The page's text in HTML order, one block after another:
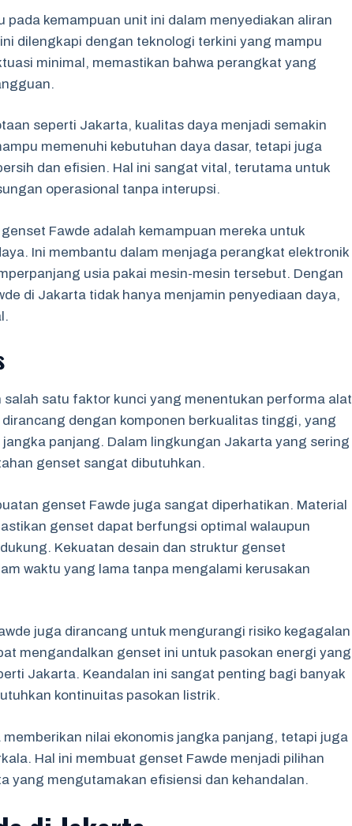
pada kemampuan unit ini dalam menyediakan aliran
dilengkapi dengan teknologi terkini yang mampu
minimal, memastikan bahwa perangkat yang
seperti Jakarta, kualitas daya menjadi semakin
memenuhi kebutuhan daya dasar, tetapi juga
dan efisien. Hal ini sangat vital, terutama untuk
operasional tanpa interupsi.
Fawde adalah kemampuan mereka untuk
Ini membantu dalam menjaga perangkat elektronik
usia pakai mesin-mesin tersebut. Dengan
di Jakarta tidak hanya menjamin penyediaan daya,
satu faktor kunci yang menentukan performa alat
dengan komponen berkualitas tinggi, yang
panjang. Dalam lingkungan Jakarta yang sering
genset sangat dibutuhkan.
genset Fawde juga sangat diperhatikan. Material
genset dapat berfungsi optimal walaupun
Kekuatan desain dan struktur genset
waktu yang lama tanpa mengalami kerusakan
juga dirancang untuk mengurangi risiko kegagalan
mengandalkan genset ini untuk pasokan energi yang
Jakarta. Keandalan ini sangat penting bagi banyak
kontinuitas pasokan listrik.
nilai ekonomis jangka panjang, tetapi juga
Hal ini membuat genset Fawde menjadi pilihan
yang mengutamakan efisiensi dan kehandalan.